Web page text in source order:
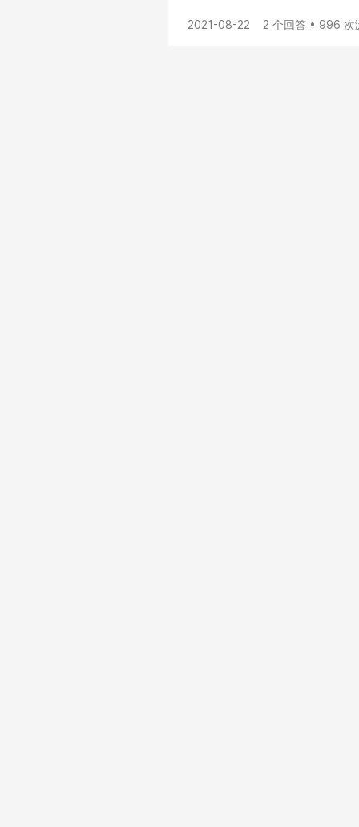
2021-08-22 2 个回答 • 996 次